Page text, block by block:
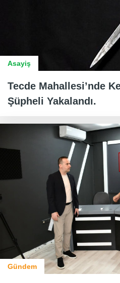
Asayiş
Tecde Mahallesi’nde
Şüpheli Yakalandı.
Gündem